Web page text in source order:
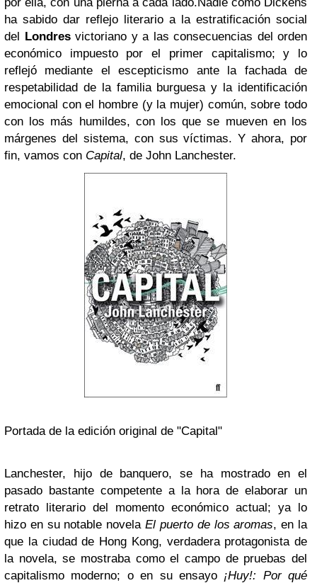
ha sabido dar reflejo literario a la estratificación social
del Londresvictoriano y a las consecuencias del orden
económico impuesto por el primer capitalismo; y lo
reflejó mediante el escepticismo ante la fachada de
respetabilidad de la familia burguesa y la identificación
emocional con el hombre (y la mujer) común, sobre todo
con los más humildes, con los que se mueven en los
márgenes del sistema, con sus víctimas. Y ahora, por
fin, vamos con Capital, de John Lanchester.
Portada de la edición original de "Capital"
Lanchester, hijo de banquero, se ha mostrado en el
pasado bastante competente a la hora de elaborar un
retrato literario del momento económico actual; ya lo
hizo en su notable novelaEl puerto de los aromas, en la
que la ciudad de Hong Kong, verdadera protagonista de
la novela, se mostraba como el campo de pruebas del
capitalismo moderno; o en su ensayo ¡Huy!: Por qué